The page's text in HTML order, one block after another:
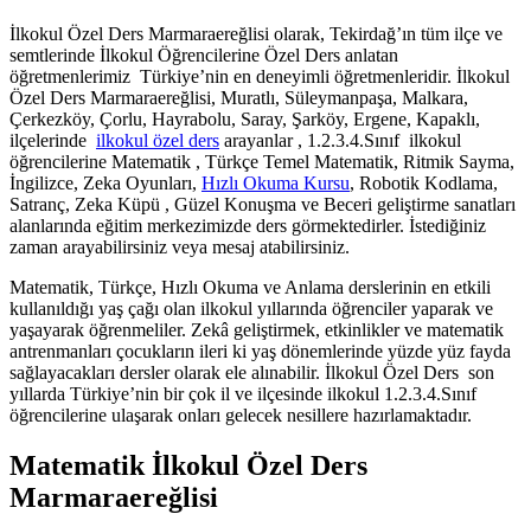
İlkokul Özel Ders Marmaraereğlisi olarak, Tekirdağ’ın tüm ilçe ve
semtlerinde İlkokul Öğrencilerine Özel Ders anlatan
öğretmenlerimiz Türkiye’nin en deneyimli öğretmenleridir. İlkokul
Özel Ders Marmaraereğlisi, Muratlı, Süleymanpaşa, Malkara,
Çerkezköy, Çorlu, Hayrabolu, Saray, Şarköy, Ergene, Kapaklı,
ilçelerinde ilkokul özel ders arayanlar , 1.2.3.4.Sınıf ilkokul
öğrencilerine Matematik , Türkçe Temel Matematik, Ritmik Sayma,
İngilizce, Zeka Oyunları, Hızlı Okuma Kursu, Robotik Kodlama,
Satranç, Zeka Küpü , Güzel Konuşma ve Beceri geliştirme sanatları
alanlarında eğitim merkezimizde ders görmektedirler. İstediğiniz
zaman arayabilirsiniz veya mesaj atabilirsiniz.
Matematik, Türkçe, Hızlı Okuma ve Anlama derslerinin en etkili
kullanıldığı yaş çağı olan ilkokul yıllarında öğrenciler yaparak ve
yaşayarak öğrenmeliler. Zekâ geliştirmek, etkinlikler ve matematik
antrenmanları çocukların ileri ki yaş dönemlerinde yüzde yüz fayda
sağlayacakları dersler olarak ele alınabilir. İlkokul Özel Ders son
yıllarda Türkiye’nin bir çok il ve ilçesinde ilkokul 1.2.3.4.Sınıf
öğrencilerine ulaşarak onları gelecek nesillere hazırlamaktadır.
Matematik İlkokul Özel Ders
Marmaraereğlisi